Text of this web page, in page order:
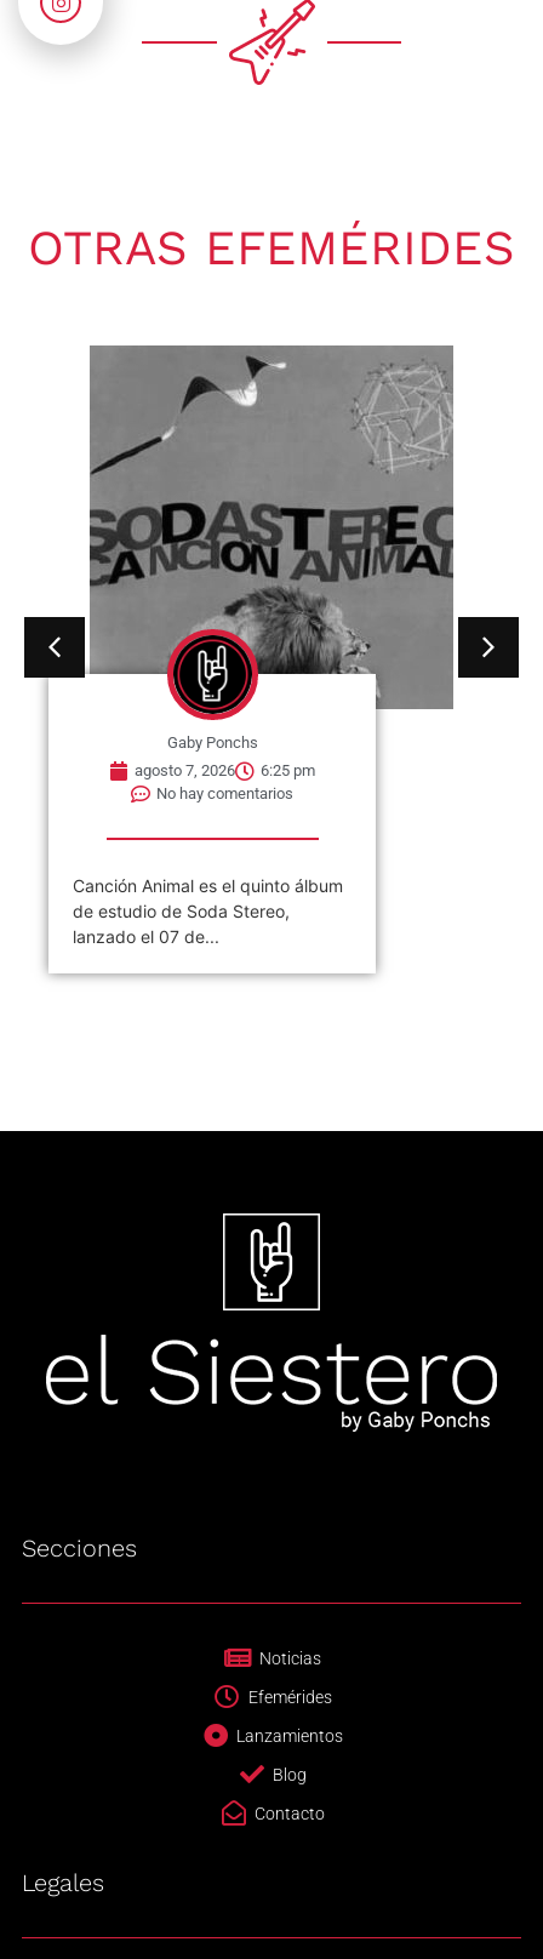
OTRAS EFEMÉRIDES
Gaby Ponchs
6:20 pm
07 de agosto de 1964. Se publica
en Estados Unidos, el single «I
Wish You...
Secciones
Noticias
Efemérides
Lanzamientos
Blog
Contacto
Legales